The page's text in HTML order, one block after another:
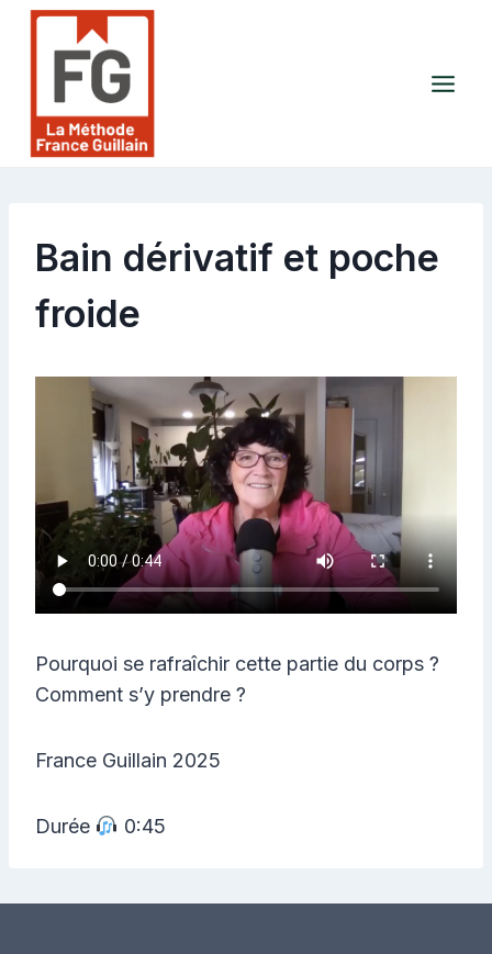
Aller
contenu
Bain dérivatif et poche
froide
Pourquoi se rafraîchir cette partie du corps ?
Comment s’y prendre ?
France Guillain 2025
Durée 0:45